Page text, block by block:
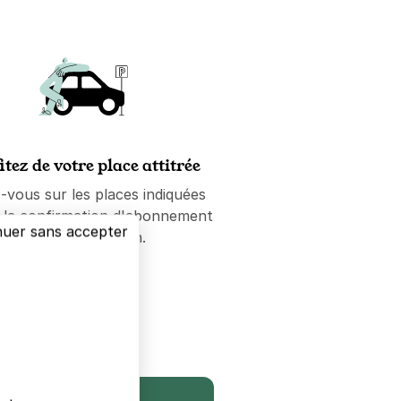
de votre place attitrée
vous sur les places indiquées
la confirmation d'abonnement
ou de réservation.
sans accepter